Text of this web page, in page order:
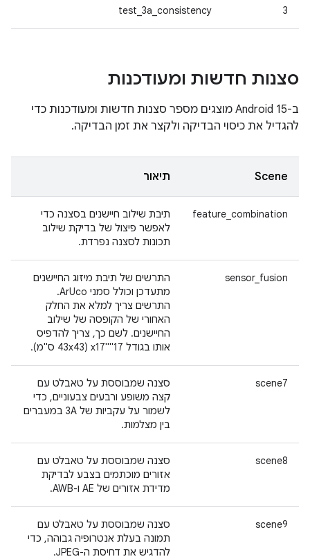
3
test_3a_consistency
סצנות חדשות ומעודכנות
ב-Android 15 מוצגים מספר סצנות חדשות ומעודכנות כדי
להגדיל את כיסוי הבדיקה ולקצר את זמן הבדיקה.
Scene תיאור
feature_combination
תיבת שילוב חיישנים בסצנה כדי
לאפשר פיצול של בדיקת שילוב
תכונות לסצנה נפרדת.
sensor_fusion
התרשים של תיבת מיזוג החיישנים
מתעדכן וכולל סמני ArUco.
התרשים צריך למלא את החלק
האחורי של הקופסה של שילוב
החיישנים. לשם כך, צריך להדפיס
אותו בגודל 17"x17"‎ (43x43 ס"מ).
scene7
סצנה שמבוססת על טאבלט עם
קצה משופע ורבעים צבעוניים, כדי
לשמור על עקביות של 3A במעברים
בין מצלמות.
scene8
סצנה שמבוססת על טאבלט עם
אזורים מוכתמים בצבע לבדיקת
מדידת אזורים של AE ו-AWB.
scene9
סצנה שמבוססת על טאבלט עם
תמונה בעלת אנטרופיה גבוהה, כדי
להדגיש את דחיסת ה-JPEG.